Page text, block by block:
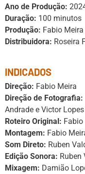
Ano de Produção:
Duração: 100 minutos
Produção: Fabio
Distribuidora: Roseira
INDICADOS
Direção: Fabio Meira
Direção de Fotografia:
Andrade e Victor Lopes
Roteiro Original: Fabio
Montagem: Fabio
Som Direto: Ruben
Edição Sonora: Ruben
Mixagem: Damião